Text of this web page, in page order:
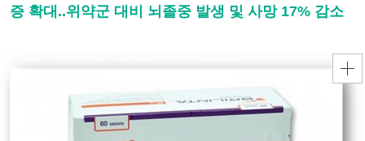
증 확대..위약군 대비 뇌졸중 발생 및 사망 17% 감소